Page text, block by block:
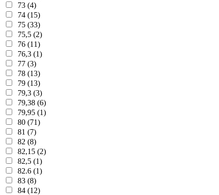
73 (4)
74 (15)
75 (33)
75,5 (2)
76 (11)
76,3 (1)
77 (3)
78 (13)
79 (13)
79,3 (3)
79,38 (6)
79,95 (1)
80 (71)
81 (7)
82 (8)
82,15 (2)
82,5 (1)
82.6 (1)
83 (8)
84 (12)